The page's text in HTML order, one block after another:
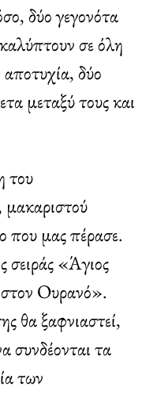
δύο γεγονότα
σε όλη
δύο
μεταξύ τους και
του
μακαριστού
που μας πέρασε.
σειράς «Άγιος
Ουρανό».
θα ξαφνιαστεί,
συνδέονται τα
των